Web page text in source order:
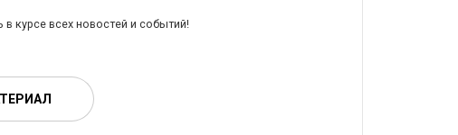
в курсе всех новостей и событий!